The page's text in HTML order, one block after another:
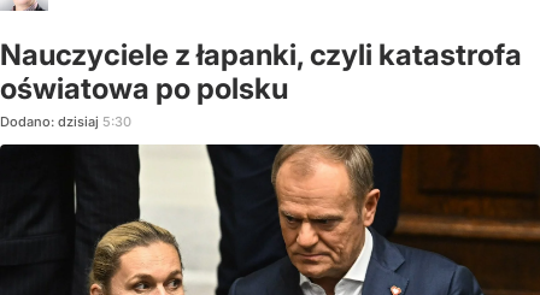
Nauczyciele z łapanki, czyli katastrofa
oświatowa po polsku
Dodano: dzisiaj 5:30